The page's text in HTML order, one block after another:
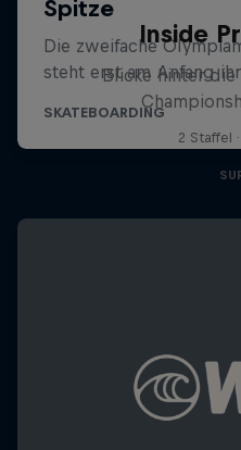
Inside
Blicke hinter die
2 Staffel